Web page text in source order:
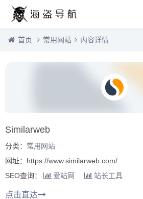
首页 常用网站 内容详情
Similarweb
分类： 常用网站
网址：https://www.similarweb.com/
SEO查询：
爱站网 站长工具
点击直达